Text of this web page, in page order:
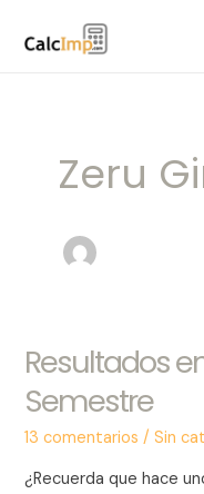
Zeru
Resultados
Semestre
13 comentarios /Sin
¿Recuerda que hace
Resultados
2020
Primer